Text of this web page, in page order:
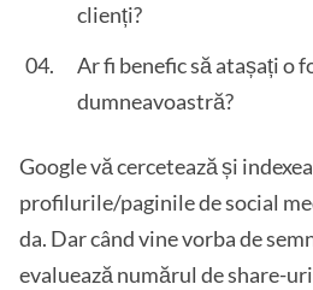
clienți?
Ar fi benefic să atașați o
dumneavoastră?
Google vă cercetează și
profilurile/paginile de social
da. Dar când vine vorba de
evaluează numărul de share-